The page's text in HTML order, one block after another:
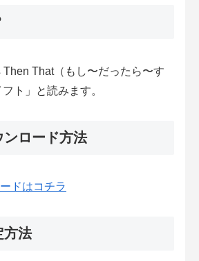
Then That（もし〜だったら〜す
ト」と読みます。
ンロード方法
ドはコチラ
方法